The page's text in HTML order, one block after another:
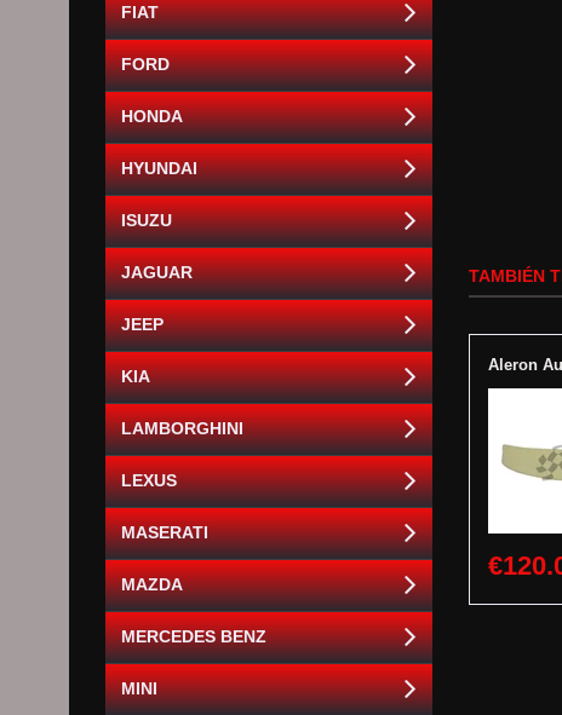
TAMBIÉN
Aleron
FIAT
FORD
HONDA
HYUNDAI
ISUZU
JAGUAR
JEEP
KIA
LAMBORGHINI
LEXUS
MASERATI
MAZDA
MERCEDES BENZ
MINI